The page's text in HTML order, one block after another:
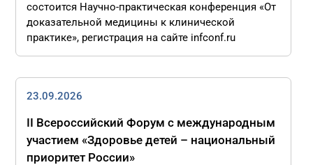
состоится Научно-практическая конференция «От
доказательной медицины к клинической
практике», регистрация на сайте infconf.ru
23.09.2026
II Всероссийский Форум с международным
участием «Здоровье детей – национальный
приоритет России»